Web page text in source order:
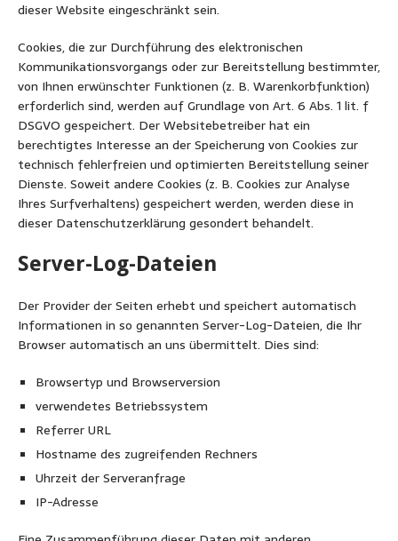
dieser Website eingeschränkt sein.
Cookies, die zur Durchführung des elektronischen
Kommunikationsvorgangs oder zur Bereitstellung bestimmter,
von Ihnen erwünschter Funktionen (z. B. Warenkorbfunktion)
erforderlich sind, werden auf Grundlage von Art. 6 Abs. 1 lit. f
DSGVO gespeichert. Der Websitebetreiber hat ein
berechtigtes Interesse an der Speicherung von Cookies zur
technisch fehlerfreien und optimierten Bereitstellung seiner
Dienste. Soweit andere Cookies (z. B. Cookies zur Analyse
Ihres Surfverhaltens) gespeichert werden, werden diese in
dieser Datenschutzerklärung gesondert behandelt.
Server-Log-Dateien
Der Provider der Seiten erhebt und speichert automatisch
Informationen in so genannten Server-Log-Dateien, die Ihr
Browser automatisch an uns übermittelt. Dies sind:
Browsertyp und Browserversion
verwendetes Betriebssystem
Referrer URL
Hostname des zugreifenden Rechners
Uhrzeit der Serveranfrage
IP-Adresse